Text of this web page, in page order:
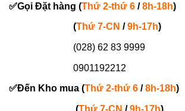
✅Gọi Đặt hàng (Thứ 2-thứ 6 /8h-18h)
(Thứ 7-CN / 9h-17h)
(028) 62 83 9999
0901192212
✅Đến Kho mua (Thứ 2-thứ 6 /8h-18h)
(Thứ 7-CN /9h-17h)